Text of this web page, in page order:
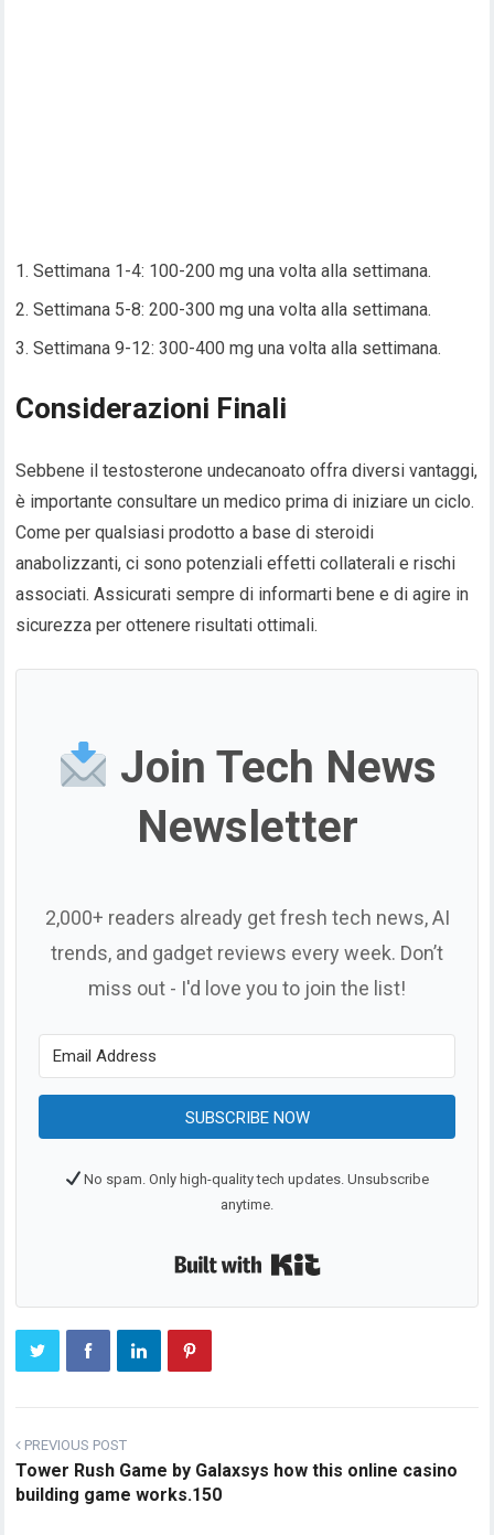
Settimana 1-4: 100-200 mg una volta alla settimana.
Settimana 5-8: 200-300 mg una volta alla settimana.
Settimana 9-12: 300-400 mg una volta alla settimana.
Considerazioni Finali
Sebbene il testosterone undecanoato offra diversi vantaggi,
è importante consultare un medico prima di iniziare un ciclo.
Come per qualsiasi prodotto a base di steroidi
anabolizzanti, ci sono potenziali effetti collaterali e rischi
associati. Assicurati sempre di informarti bene e di agire in
sicurezza per ottenere risultati ottimali.
Join Tech News
Newsletter
2,000+ readers already get fresh tech news, AI
trends, and gadget reviews every week. Don’t
miss out - I'd love you to join the list!
SUBSCRIBE NOW
No spam. Only high-quality tech updates. Unsubscribe
anytime.
PREVIOUS POST
Tower Rush Game by Galaxsys how this online casino
building game works.150